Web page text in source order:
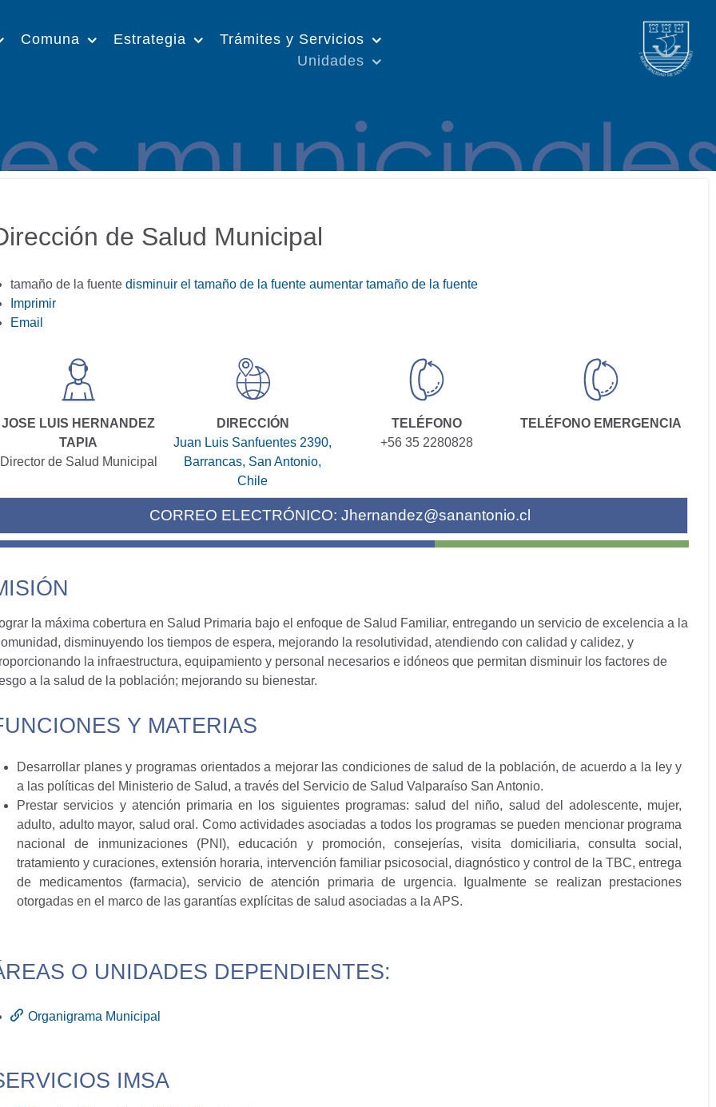
Comuna Estrategia
Trámites y Servicios
Unidades
de Salud Municipal
tamaño de la fuente disminuir el tamaño de la fuente aumentar tamaño de la fuente
Imprimir
Email
JOSE LUIS HERNANDEZ
TAPIA
Director de Salud Municipal
DIRECCIÓN
Juan Luis Sanfuentes 2390,
Barrancas, San Antonio,
Chile
TELÉFONO
+56 35 2280828
TELÉFONO EMERGENCIA
CORREO ELECTRÓNICO: Jhernandez@sanantonio.cl
la máxima cobertura en Salud Primaria bajo el enfoque de Salud Familiar, entregando un servicio de excelencia a la
disminuyendo los tiempos de espera, mejorando la resolutividad, atendiendo con calidad y calidez, y
la infraestructura, equipamiento y personal necesarios e idóneos que permitan disminuir los factores de
a la salud de la población; mejorando su bienestar.
Y MATERIAS
Desarrollar planes y programas orientados a mejorar las condiciones de salud de la población, de acuerdo a la ley y
a las políticas del Ministerio de Salud, a través del Servicio de Salud Valparaíso San Antonio.
Prestar servicios y atención primaria en los siguientes programas: salud del niño, salud del adolescente, mujer,
adulto, adulto mayor, salud oral. Como actividades asociadas a todos los programas se pueden mencionar programa
nacional de inmunizaciones (PNI), educación y promoción, consejerías, visita domiciliaria, consulta social,
tratamiento y curaciones, extensión horaria, intervención familiar psicosocial, diagnóstico y control de la TBC, entrega
de medicamentos (farmacia), servicio de atención primaria de urgencia. Igualmente se realizan prestaciones
otorgadas en el marco de las garantías explícitas de salud asociadas a la APS.
O UNIDADES DEPENDIENTES:
Organigrama Municipal
IMSA